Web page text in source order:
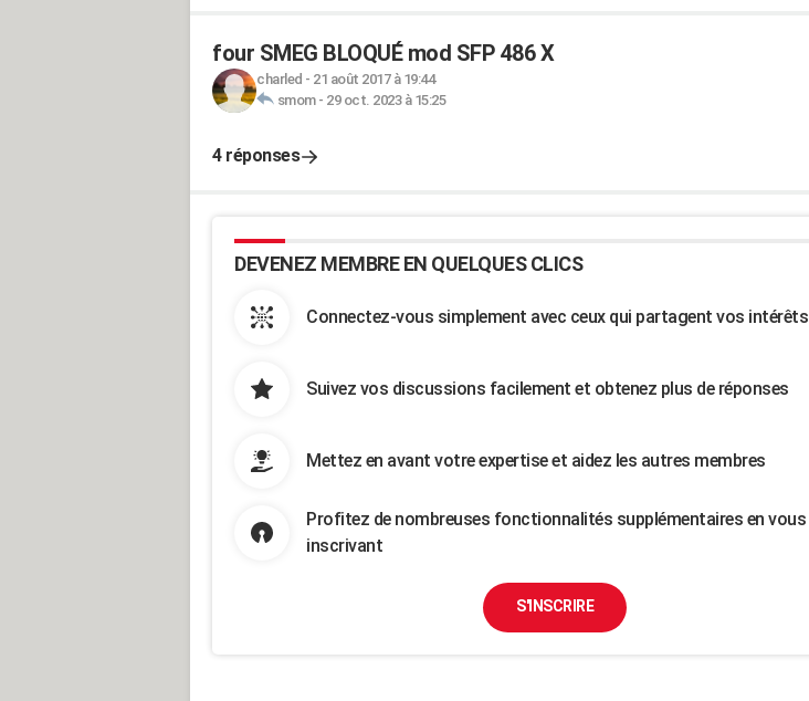
four SMEG BLOQUÉ mod SFP 486 X
charled - 21 août 2017 à 19:44
smom- 29 oct. 2023 à 15:25
4 réponses
DEVENEZ MEMBRE EN QUELQUES CLICS
Connectez-vous simplement avec ceux qui partagent vos intérêts
Suivez vos discussions facilement et obtenez plus de réponses
Mettez en avant votre expertise et aidez les autres membres
Profitez de nombreuses fonctionnalités supplémentaires en vous
inscrivant
S'INSCRIRE